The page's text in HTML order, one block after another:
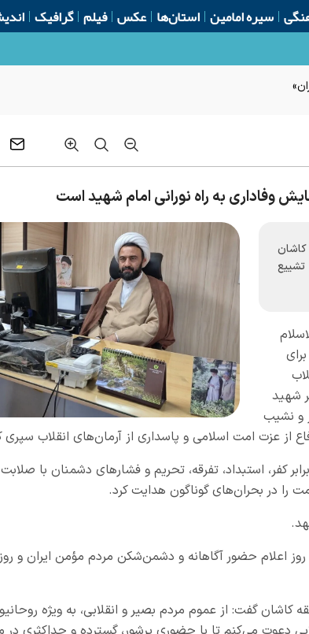
سیره امامین استان‌ها عکس فیلم گرافیک
وفاداری به راه نورانی امام شهید است
کاشان
تشییع
شهید
و نشیب
از عزت امت اسلامی و پاسداری از آرمان‌های انقلاب سپری
کفر، استبداد، تفرقه، تحریم و فشار‌های دشمنان با صلابت
را در بحران‌های گوناگون هدایت کرد.
روز اعلام حضور آگاهانه و دشمن‌شکن مردم مؤمن ایران و
گفت: از عموم مردم بصیر و انقلابی، به ویژه